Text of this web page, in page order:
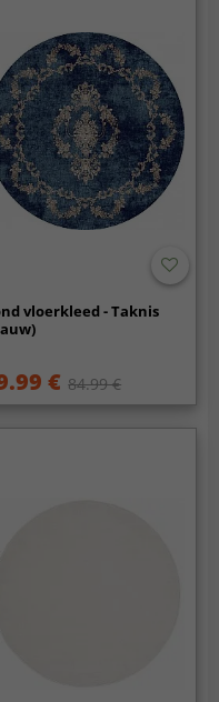
vloerkleed - Taknis
€ 84.99 €